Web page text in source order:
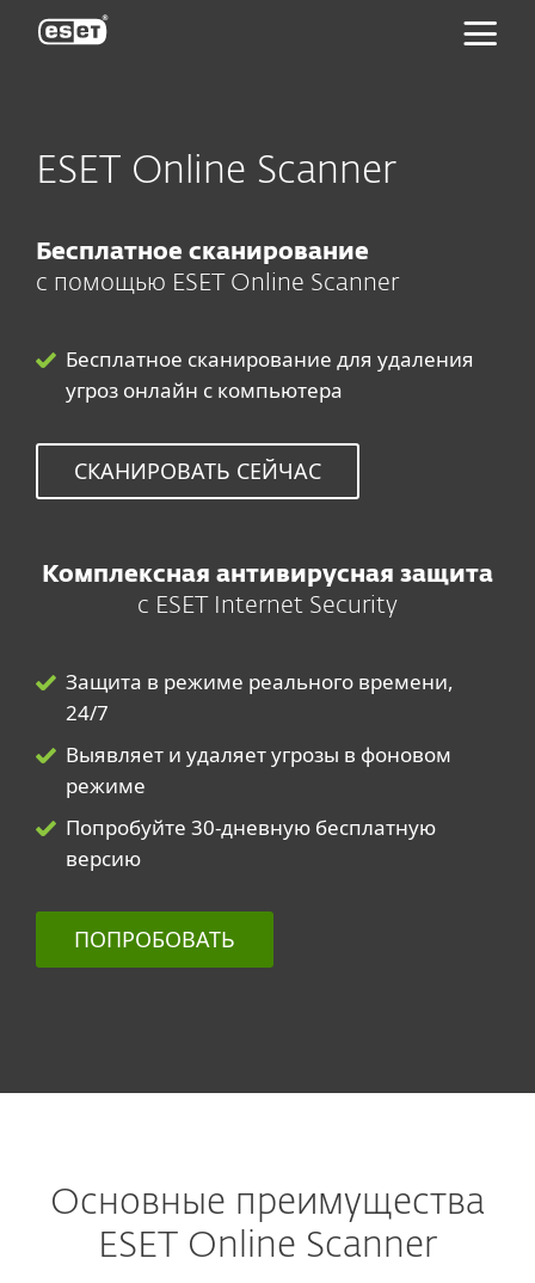
ESET Online Scanner
Бесплатное сканирование
с помощью ESET Online Scanner
Бесплатное сканирование для удаления
угроз онлайн с компьютера
СКАНИРОВАТЬ СЕЙЧАС
Комплексная антивирусная защита
с ESET Internet Security
Защита в режиме реального времени,
24/7
Выявляет и удаляет угрозы в фоновом
режиме
Попробуйте 30-дневную бесплатную
версию
ПОПРОБОВАТЬ
Основные преимущества
ESET Online Scanner
ESET